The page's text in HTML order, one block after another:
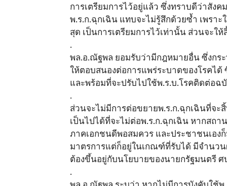
การเตรียมการไว้อยู่แล้ว ซึ่งทราบดีว่าสังค
พ.ร.ก.ฉุกเฉิน แทบจะไม่รู้สึกด้วยซ้ำ เพรา
สุด เป็นการเตรียมการไว้เท่านั้น ส่วนจะ
.
พล.อ.ณัฐพล ยอมรับว่ามีกฎหมายอื่น ซึ่งกร
ให้ตอบสนองต่อการแพร่ระบาดของโรคไ
และพร้อมที่จะปรับไปใช้พ.ร.บ.โรคติดต่อฉ
.
ส่วนจะไม่มีการต่อขยายพ.ร.ก.ฉุกเฉินที่จ
เป็นไปได้ที่จะไม่ต่อพ.ร.ก.ฉุกเฉิน หากสถ
ภาคเอกชนดีพอสมควร และประชาชนเอ
มาตรการแต่ก็อยู่ในเกณฑ์ที่รับได้ มีจำนว
ต้องขึ้นอยู่กับนโยบายของนายกรัฐมนตรี ศ
.